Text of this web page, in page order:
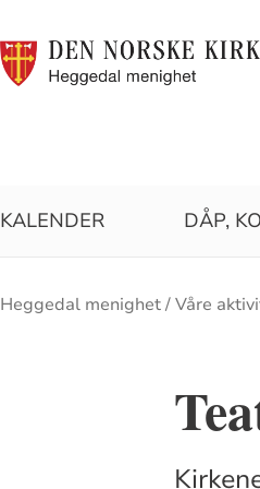
KALENDER DÅP,
Brødsmulesti
Heggedal menighet Våre